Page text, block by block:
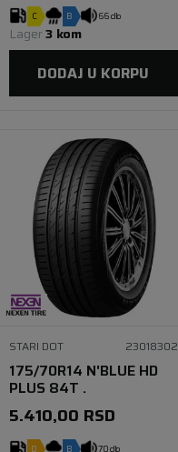
C B 66 db
Lager 3 kom
DODAJ U KORPU
STARI DOT 23018302
175/70R14 N'BLUE HD
PLUS 84T .
5.410,00 RSD
D B 70 db